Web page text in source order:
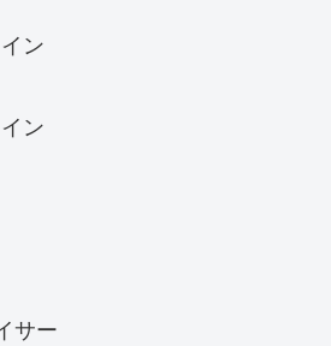
ン
ン
サー